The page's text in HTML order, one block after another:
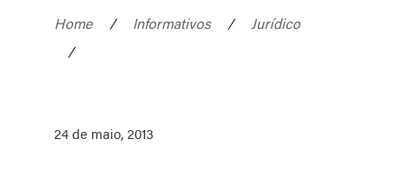
Home / Informativos /
Jurídico
/
24 de maio, 2013